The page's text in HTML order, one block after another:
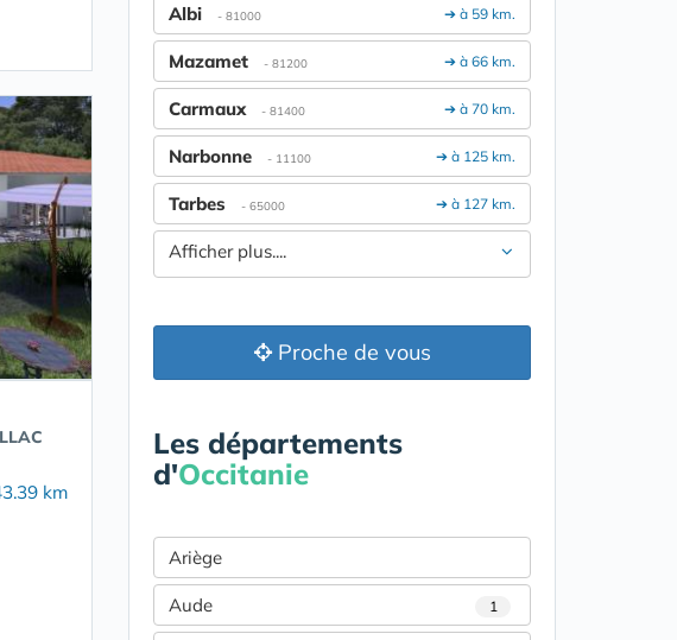
km
➔ à 59 km.
Albi - 81000
➔ à 66 km.
Mazamet - 81200
➔ à 70 km.
Carmaux - 81400
➔ à 125 km.
Narbonne - 11100
➔ à 127 km.
Tarbes - 65000
Afficher plus....
Proche de vous
Les départements
d'Occitanie
Ariège
Aude 1